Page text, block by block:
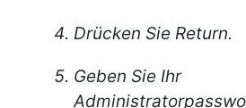
Drücken Sie Return.
Geben Sie Ihr